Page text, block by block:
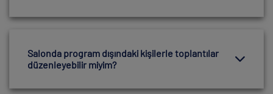
Salonda program dışındaki kişilerle toplantılar
düzenleyebilir miyim?